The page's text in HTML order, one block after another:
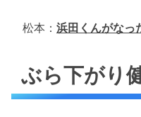
松本： 浜田くんがなっ
ぶら下がり